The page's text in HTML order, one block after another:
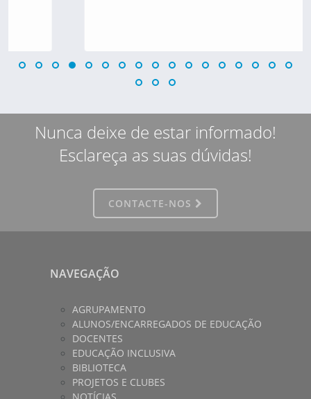
Nunca deixe de estar informado!
Esclareça as suas dúvidas!
CONTACTE-NOS
NAVEGAÇÃO
AGRUPAMENTO
ALUNOS/ENCARREGADOS DE EDUCAÇÃO
DOCENTES
EDUCAÇÃO INCLUSIVA
BIBLIOTECA
PROJETOS E CLUBES